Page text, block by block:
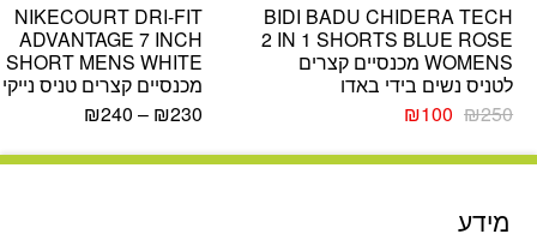
BIDI BADU CHIDERA TECH
2 IN 1 SHORTS BLUE ROSE
WOMENS מכנסיים קצרים
לטניס נשים בידי באדו
₪250
המחיר
היה:
₪100
המחיר
הוא:
NIKECOURT DRI-FIT
ADVANTAGE 7 INCH
SHORT MENS WHITE
מכנסיים קצרים טניס נייקי
₪230
–
₪240
מידע